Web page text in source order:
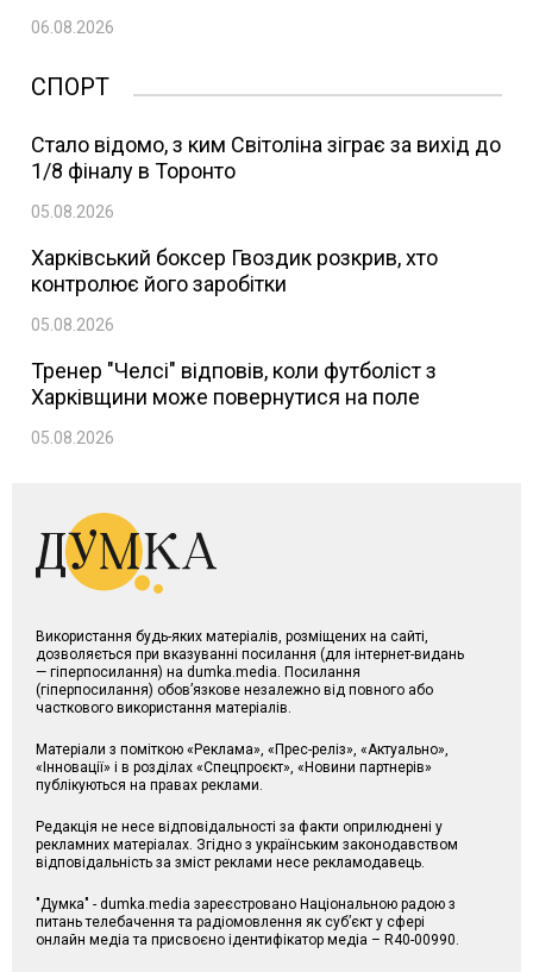
06.08.2026
СПОРТ
Стало відомо, з ким Світоліна зіграє за вихід до
1/8 фіналу в Торонто
05.08.2026
Харківський боксер Гвоздик розкрив, хто
контролює його заробітки
05.08.2026
Тренер "Челсі" відповів, коли футболіст з
Харківщини може повернутися на поле
05.08.2026
Використання будь-яких матеріалів, розміщених на сайті,
дозволяється при вказуванні посилання (для інтернет-видань
— гіперпосилання) на dumka.media. Посилання
(гіперпосилання) обов’язкове незалежно від повного або
часткового використання матеріалів.
Матеріали з поміткою «Реклама», «Прес-реліз», «Актуально»,
«Інновації» і в розділах «Спецпроєкт», «Новини партнерів»
публікуються на правах реклами.
Редакція не несе відповідальності за факти оприлюднені у
рекламних матеріалах. Згідно з українським законодавством
відповідальність за зміст реклами несе рекламодавець.
"Думка" - dumka.media зареєстровано Національною радою з
питань телебачення та радіомовлення як суб’єкт у сфері
онлайн медіа та присвоєно ідентифікатор медіа – R40-00990.